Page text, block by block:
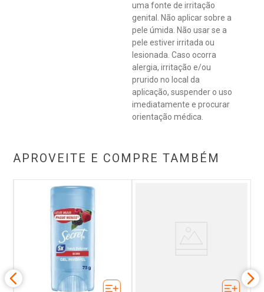
uma fonte de irritação
genital. Não aplicar sobre a
pele úmida. Não usar se a
pele estiver irritada ou
lesionada. Caso ocorra
alergia, irritação e/ou
prurido no local da
aplicação, suspender o uso
imediatamente e procurar
orientação médica.
APROVEITE E COMPRE TAMBÉM